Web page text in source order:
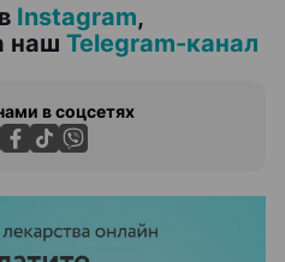
Instagram,
наш Telegram-канал
в соцсетях